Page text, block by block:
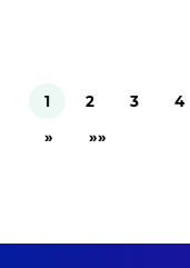
1 2 3 4
»
»»